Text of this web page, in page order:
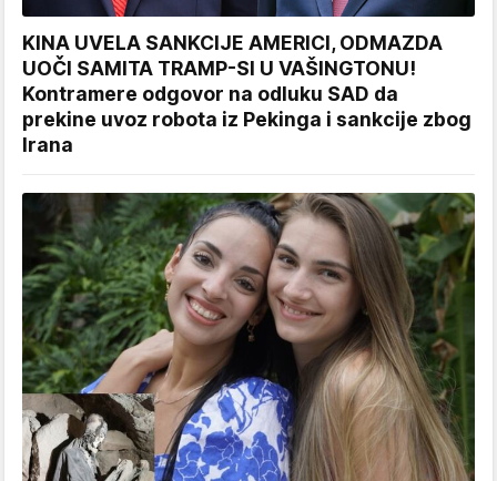
KINA UVELA SANKCIJE AMERICI, ODMAZDA
UOČI SAMITA TRAMP-SI U VAŠINGTONU!
Kontramere odgovor na odluku SAD da
prekine uvoz robota iz Pekinga i sankcije zbog
Irana